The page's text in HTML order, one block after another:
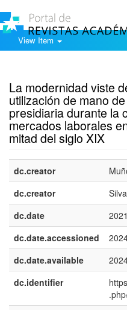
View Item
La modernidad viste
utilización de mano
presidiaria durante la
mercados laborales
mitad del siglo XIX
dc.creator
dc.creator
dc.date
dc.date.accessioned
dc.date.available
dc.identifier